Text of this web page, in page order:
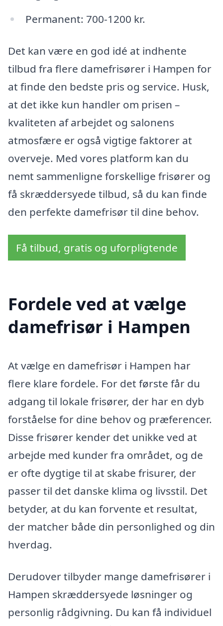
Permanent: 700-1200 kr.
Det kan være en god idé at indhente
tilbud fra flere damefrisører i Hampen for
at finde den bedste pris og service. Husk,
at det ikke kun handler om prisen –
kvaliteten af arbejdet og salonens
atmosfære er også vigtige faktorer at
overveje. Med vores platform kan du
nemt sammenligne forskellige frisører og
få skræddersyede tilbud, så du kan finde
den perfekte damefrisør til dine behov.
Få tilbud, gratis og uforpligtende
Fordele ved at vælge
damefrisør i Hampen
At vælge en damefrisør i Hampen har
flere klare fordele. For det første får du
adgang til lokale frisører, der har en dyb
forståelse for dine behov og præferencer.
Disse frisører kender det unikke ved at
arbejde med kunder fra området, og de
er ofte dygtige til at skabe frisurer, der
passer til det danske klima og livsstil. Det
betyder, at du kan forvente et resultat,
der matcher både din personlighed og din
hverdag.
Derudover tilbyder mange damefrisører i
Hampen skræddersyede løsninger og
personlig rådgivning. Du kan få individuel